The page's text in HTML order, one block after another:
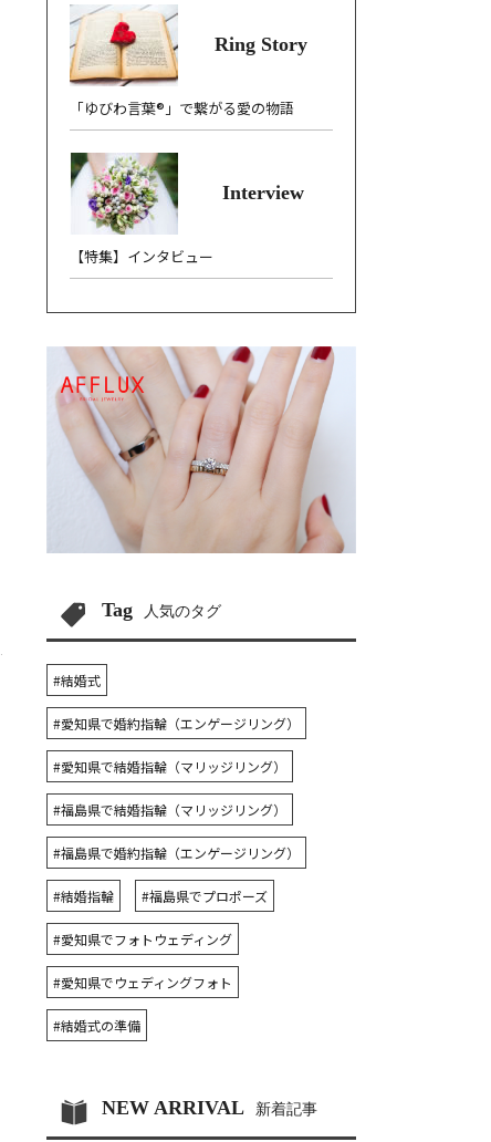
Ring Story
「ゆびわ言葉®」で繋がる愛の物語
Interview
【特集】インタビュー
Tag 人気のタグ
#結婚式
#愛知県で婚約指輪（エンゲージリング）
#愛知県で結婚指輪（マリッジリング）
#福島県で結婚指輪（マリッジリング）
#福島県で婚約指輪（エンゲージリング）
#結婚指輪 #福島県でプロポーズ
#愛知県でフォトウェディング
#愛知県でウェディングフォト
#結婚式の準備
NEW ARRIVAL 新着記事